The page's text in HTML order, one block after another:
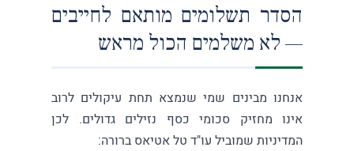
הסדר תשלומים מותאם לחייבים
— לא משלמים הכול מראש
אנחנו מבינים שמי שנמצא תחת עיקולים לרוב
אינו מחזיק סכומי כסף נזילים גדולים. לכן
המדיניות שמוביל עו"ד טל אטיאס ברורה: